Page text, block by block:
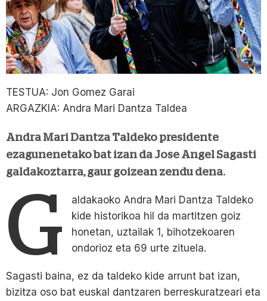
TESTUA: Jon Gomez Garai
ARGAZKIA: Andra Mari Dantza Taldea
Andra Mari Dantza Taldeko presidente
ezagunenetako bat izan da Jose Angel Sagasti
galdakoztarra, gaur goizean zendu dena.
G
aldakaoko Andra Mari Dantza Taldeko
kide historikoa hil da martitzen goiz
honetan, uztailak 1, bihotzekoaren
ondorioz eta 69 urte zituela.
Sagasti baina, ez da taldeko kide arrunt bat izan,
bizitza oso bat euskal dantzaren berreskuratzeari eta